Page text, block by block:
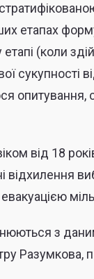
етапах
(коли
від 18
відхилення
з
Разумкова,